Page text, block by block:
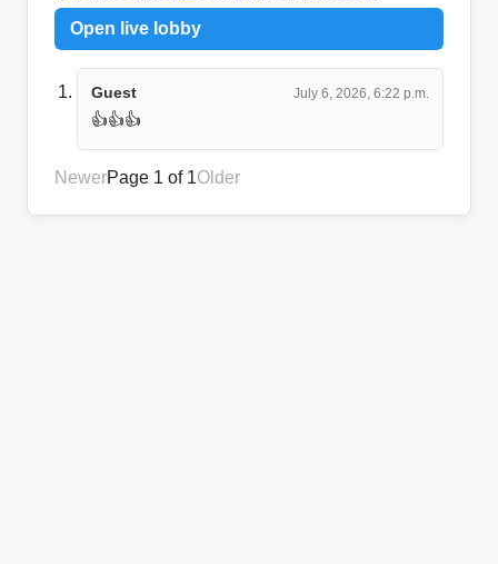
Open live lobby
Guest July 6, 2026, 6:22 p.m.
👍👍👍
NewerPage 1 of 1Older